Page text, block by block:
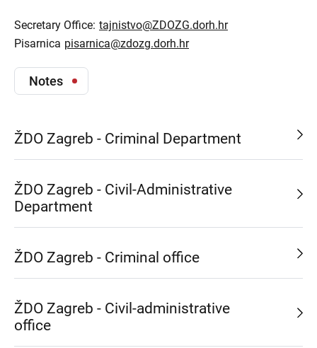
Secretary Office: tajnistvo@ZDOZG.dorh.hr
Pisarnica pisarnica@zdozg.dorh.hr
Notes
ŽDO Zagreb - Criminal Department
ŽDO Zagreb - Civil-Administrative
Department
ŽDO Zagreb - Criminal office
ŽDO Zagreb - Civil-administrative
office